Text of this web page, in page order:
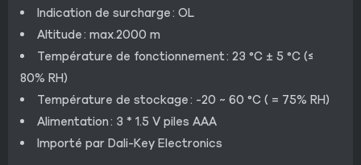
Indication de surcharge : OL
Altitude : max.2000 m
Température de fonctionnement : 23 °C ± 5 °C (≤
80% RH)
Température de stockage : -20 ~ 60 °C ( = 75% RH)
Alimentation : 3 * 1.5 V piles AAA
Importé par Dali-Key Electronics